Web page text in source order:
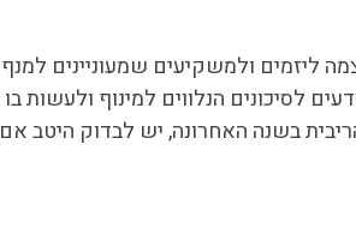
ליזמים ולמשקיעים
לסיכונים הנלווים למינוף
בשנה האחרונה, יש לבדוק היטב